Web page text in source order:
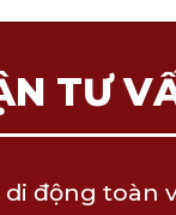
TƯ
động toàn